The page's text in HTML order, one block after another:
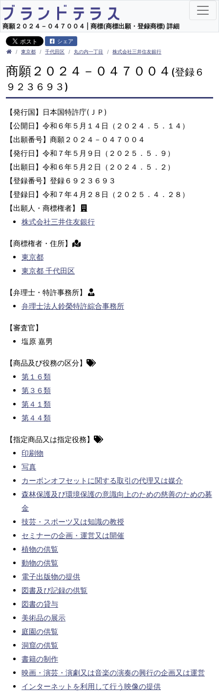
商願２０２４－０４７００４ | 商標(商標出願・登録商標) 詳細
シェア
東京都 千代田区 丸の内一丁目 株式会社三井住友銀行
商願２０２４－０４７００４ (登録６
９２３６９３)
【発行国】日本国特許庁(ＪＰ)
【公開日】令和６年５月１４日（２０２４．５．１４）
【出願番号】商願２０２４－０４７００４
【発行日】令和７年５月９日（２０２５．５．９）
【出願日】令和６年５月２日（２０２４．５．２）
【登録番号】登録６９２３６９３
【登録日】令和７年４月２８日（２０２５．４．２８）
【出願人・商標権者】
株式会社三井住友銀行
【商標権者・住所】
東京都
東京都 千代田区
【弁理士・特許事務所】
弁理士法人鈴榮特許綜合事務所
【審査官】
塩原 嘉男
【商品及び役務の区分】
第１６類
第３６類
第４１類
第４４類
【指定商品又は指定役務】
印刷物
写真
カーボンオフセットに関する取引の代理又は媒介
森林保護及び環境保護の意識向上のための慈善のための募
金
技芸・スポーツ又は知識の教授
セミナーの企画・運営又は開催
植物の供覧
動物の供覧
電子出版物の提供
図書及び記録の供覧
図書の貸与
美術品の展示
庭園の供覧
洞窟の供覧
書籍の制作
映画・演芸・演劇又は音楽の演奏の興行の企画又は運営
インターネットを利用して行う映像の提供